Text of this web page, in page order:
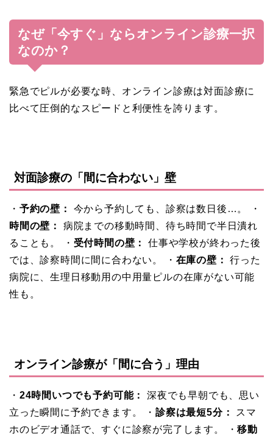
なぜ「今すぐ」ならオンライン診療一択
なのか？
緊急でピルが必要な時、オンライン診療は対面診療に
比べて圧倒的なスピードと利便性を誇ります。
対面診療の「間に合わない」壁
・ 予約の壁：
今から予約しても、診察は数日後…。 ・
時間の壁：
病院までの移動時間、待ち時間で半日潰れ
ることも。 ・ 受付時間の壁：
仕事や学校が終わった後
では、診察時間に間に合わない。 ・ 在庫の壁：
行った
病院に、生理日移動用の中用量ピルの在庫がない可能
性も。
オンライン診療が「間に合う」理由
・ 24時間いつでも予約可能：
深夜でも早朝でも、思い
立った瞬間に予約できます。 ・ 診察は最短5分：
スマ
ホのビデオ通話で、すぐに診察が完了します。 ・移動